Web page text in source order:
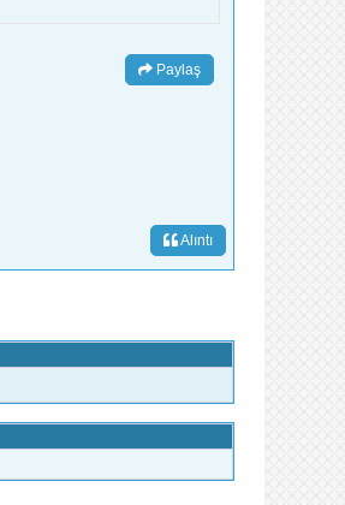
Paylaş
Alıntı